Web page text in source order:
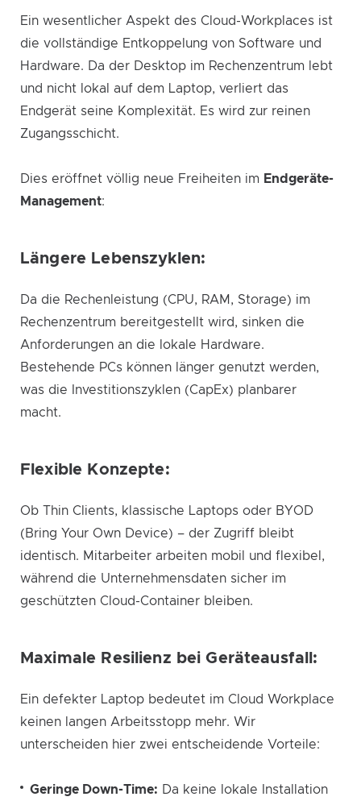
Ein wesentlicher Aspekt des Cloud-Workplaces ist
die vollständige Entkoppelung von Software und
Hardware. Da der Desktop im Rechenzentrum lebt
und nicht lokal auf dem Laptop, verliert das
Endgerät seine Komplexität. Es wird zur reinen
Zugangsschicht.
Dies eröffnet völlig neue Freiheiten im Endgeräte-
Management:
Längere Lebenszyklen:
Da die Rechenleistung (CPU, RAM, Storage) im
Rechenzentrum bereitgestellt wird, sinken die
Anforderungen an die lokale Hardware.
Bestehende PCs können länger genutzt werden,
was die Investitionszyklen (CapEx) planbarer
macht.
Flexible Konzepte:
Ob Thin Clients, klassische Laptops oder BYOD
(Bring Your Own Device) – der Zugriff bleibt
identisch. Mitarbeiter arbeiten mobil und flexibel,
während die Unternehmensdaten sicher im
geschützten Cloud-Container bleiben.
Maximale Resilienz bei Geräteausfall:
Ein defekter Laptop bedeutet im Cloud Workplace
keinen langen Arbeitsstopp mehr. Wir
unterscheiden hier zwei entscheidende Vorteile:
Geringe Down-Time: Da keine lokale Installation